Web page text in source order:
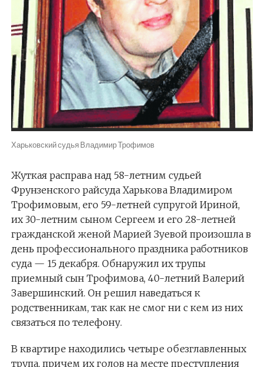
Харьковский судья Владимир Трофимов
Жуткая расправа над 58-летним судьей
Фрунзенского райсуда Харькова Владимиром
Трофимовым, его 59-летней супругой Ириной,
их 30-летним сыном Сергеем и его 28-летней
гражданской женой Марией Зуевой произошла в
день профессионального праздника работников
суда — 15 декабря. Обнаружил их трупы
приемный сын Трофимова, 40-летний Валерий
Завершинский. Он решил наведаться к
родственникам, так как не смог ни с кем из них
связаться по телефону.
В квартире находились четыре обезглавленных
трупа, причем их голов на месте преступления